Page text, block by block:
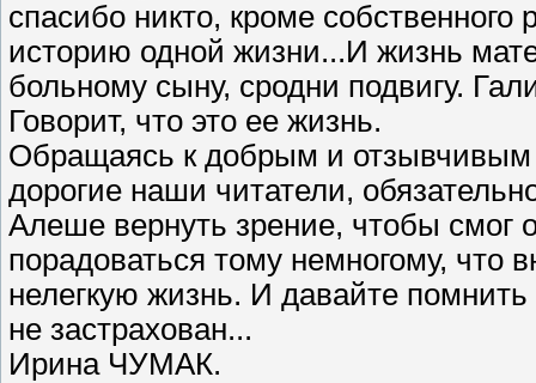
спасибо никто, кроме
историю одной жизни...И жизнь
больному сыну, сродни подвигу.
Говорит, что это ее жизнь.
Обращаясь к добрым и
дорогие наши читатели,
Алеше вернуть зрение, чтобы
порадоваться тому немногому, что
нелегкую жизнь. И давайте
не застрахован...
Ирина ЧУМАК.